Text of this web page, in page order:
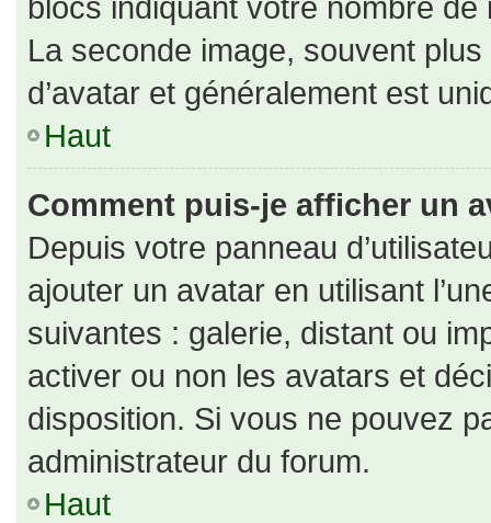
La seconde image, souvent
d’avatar et généralement est
Haut
Comment puis-je afficher un
Depuis votre panneau
ajouter un avatar en utilisant
suivantes : galerie, distant ou
activer ou non les avatars et
disposition. Si vous ne pouvez
administrateur du forum.
Haut